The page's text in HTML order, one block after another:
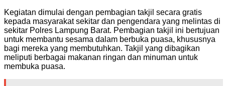
Kegiatan dimulai dengan pembagian takjil secara gratis
kepada masyarakat sekitar dan pengendara yang melintas di
sekitar Polres Lampung Barat. Pembagian takjil ini bertujuan
untuk membantu sesama dalam berbuka puasa, khususnya
bagi mereka yang membutuhkan. Takjil yang dibagikan
meliputi berbagai makanan ringan dan minuman untuk
membuka puasa.